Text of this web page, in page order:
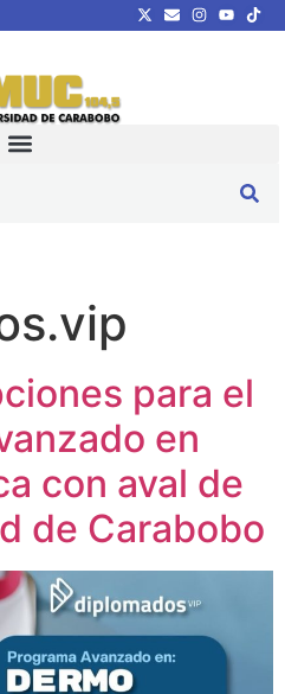
para el
en
con aval de
de Carabobo